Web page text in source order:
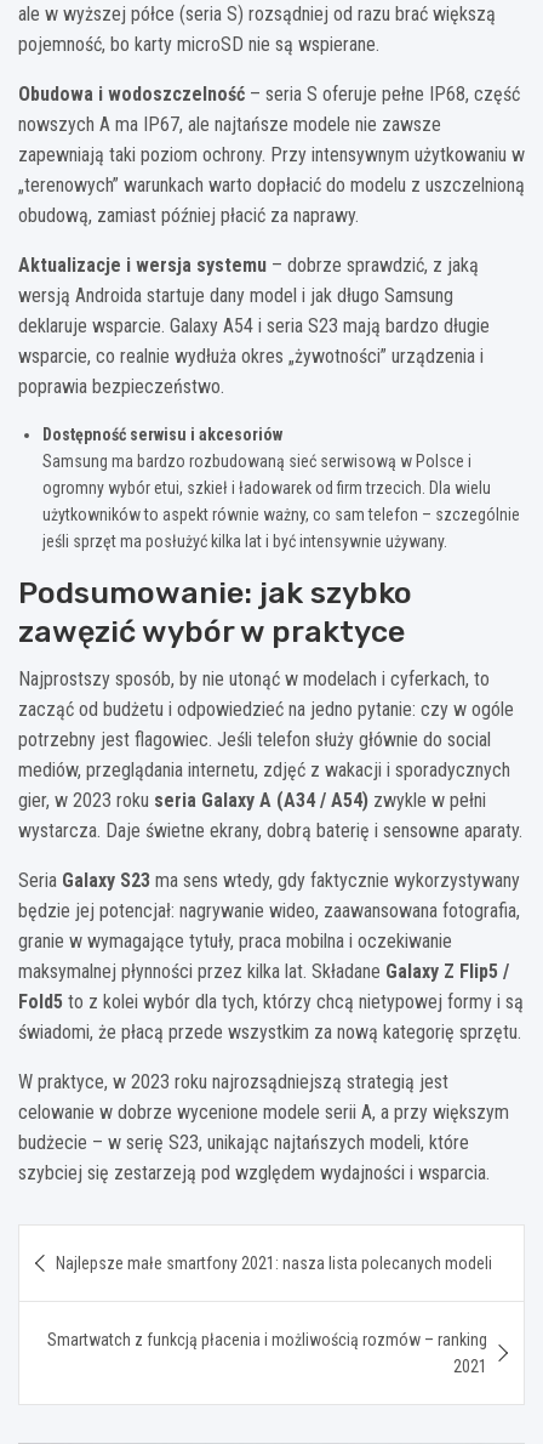
ale w wyższej półce (seria S) rozsądniej od razu brać większą
pojemność, bo karty microSD nie są wspierane.
Obudowa i wodoszczelność – seria S oferuje pełne IP68, część
nowszych A ma IP67, ale najtańsze modele nie zawsze
zapewniają taki poziom ochrony. Przy intensywnym użytkowaniu w
„terenowych” warunkach warto dopłacić do modelu z uszczelnioną
obudową, zamiast później płacić za naprawy.
Aktualizacje i wersja systemu – dobrze sprawdzić, z jaką
wersją Androida startuje dany model i jak długo Samsung
deklaruje wsparcie. Galaxy A54 i seria S23 mają bardzo długie
wsparcie, co realnie wydłuża okres „żywotności” urządzenia i
poprawia bezpieczeństwo.
Dostępność serwisu i akcesoriów
Samsung ma bardzo rozbudowaną sieć serwisową w Polsce i
ogromny wybór etui, szkieł i ładowarek od firm trzecich. Dla wielu
użytkowników to aspekt równie ważny, co sam telefon – szczególnie
jeśli sprzęt ma posłużyć kilka lat i być intensywnie używany.
Podsumowanie: jak szybko
zawęzić wybór w praktyce
Najprostszy sposób, by nie utonąć w modelach i cyferkach, to
zacząć od budżetu i odpowiedzieć na jedno pytanie: czy w ogóle
potrzebny jest flagowiec. Jeśli telefon służy głównie do social
mediów, przeglądania internetu, zdjęć z wakacji i sporadycznych
gier, w 2023 roku seria Galaxy A (A34 / A54) zwykle w pełni
wystarcza. Daje świetne ekrany, dobrą baterię i sensowne aparaty.
Seria Galaxy S23 ma sens wtedy, gdy faktycznie wykorzystywany
będzie jej potencjał: nagrywanie wideo, zaawansowana fotografia,
granie w wymagające tytuły, praca mobilna i oczekiwanie
maksymalnej płynności przez kilka lat. Składane Galaxy Z Flip5 /
Fold5 to z kolei wybór dla tych, którzy chcą nietypowej formy i są
świadomi, że płacą przede wszystkim za nową kategorię sprzętu.
W praktyce, w 2023 roku najrozsądniejszą strategią jest
celowanie w dobrze wycenione modele serii A, a przy większym
budżecie – w serię S23, unikając najtańszych modeli, które
szybciej się zestarzeją pod względem wydajności i wsparcia.
wpisu
Najlepsze małe smartfony 2021: nasza lista polecanych modeli
Smartwatch z funkcją płacenia i możliwością rozmów – ranking
2021